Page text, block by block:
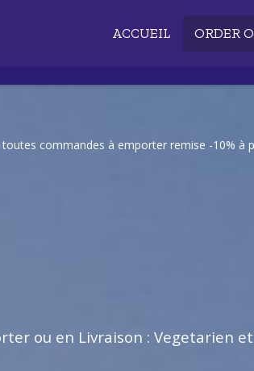
ACCUEIL ORDER
commandes à emporter remise -10% à
ou en Livraison : Vegetarien